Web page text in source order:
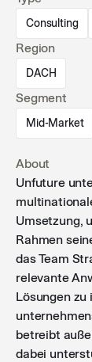
dabei
erwerben
anzuwenden.
Consulting
Region
DACH
Segment
Mid-Market
About
Unfuture
Umsetzung,
Rahmen
das Team
relevante
Lösungen
betreibt
dabei